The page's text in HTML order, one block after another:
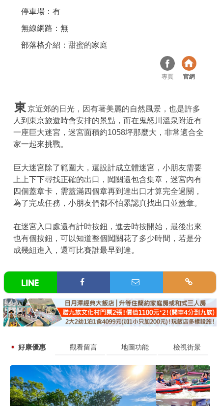
停車場：有
無線網路：無
部落格介紹： 甜蜜的家庭
專頁 官網
東京近郊的日光，因有著美麗的自然風景，也是許多
人到東京旅遊時會安排的景點，而在鬼怒川溫泉附近有
一座巨大迷宮，迷宮面積約1058坪那麼大，非常適合全
家一起來挑戰。
巨大迷宮除了範圍大，還設計成立體迷宮，小朋友需要
上上下下尋找正確的出口，闖關還包含集章，迷宮內有
四個蓋章卡，需蓋滿四個章再到達出口才算完全過關，
為了完成任務，小朋友們都不怕累認真找出口並蓋章。
在迷宮入口處還有計時按鈕，進去時按開始，最後出來
也有個按鈕，可以知道整個闖關花了多少時間，若是分
成幾組進入，還可比賽誰最早到達。
好康優惠 觀看留言 地圖功能 檢視街景